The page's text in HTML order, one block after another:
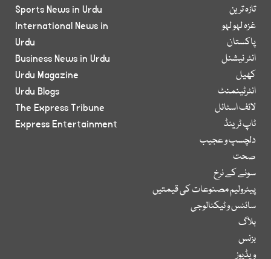
تازہ ترین
غزہ لہو لہو
پاکستان
انٹر نیشنل
کھیل
انٹرٹینمنٹ
لائف اسٹائل
ٹاپ ٹرینڈ
دلچسپ و عجیب
صحت
سونے کے نرخ
پیٹرولیم مصنوعات کی قیمتیں
سائنس و ٹیکنالوجی
بلاگ
بزنس
ویڈیوز
Sports News in Urdu
International News in
Urdu
Business News in Urdu
Urdu Magazine
Urdu Blogs
The Express Tribune
Express Entertainment